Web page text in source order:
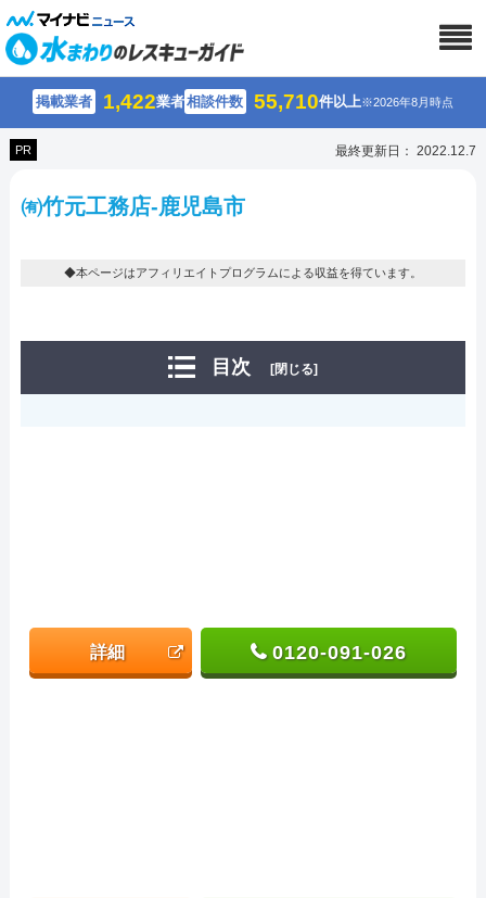
掲載業者 1,422業者相談件数 55,710件以上※2026年8月時点
PR 最終更新日： 2022.12.7
㈲竹元工務店-鹿児島市
◆本ページはアフィリエイトプログラムによる収益を得ています。
目次 [閉じる]
詳細 0120-091-026